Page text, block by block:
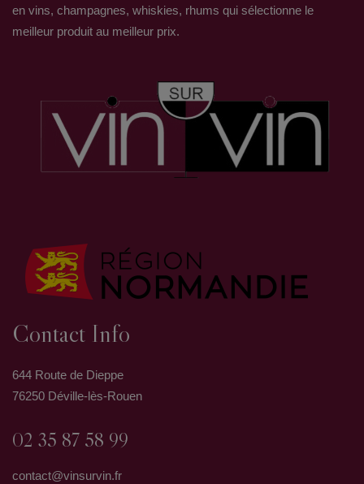
en vins, champagnes, whiskies, rhums qui sélectionne le
meilleur produit au meilleur prix.
Contact Info
644 Route de Dieppe
76250 Déville-lès-Rouen
02 35 87 58 99
contact@vinsurvin.fr